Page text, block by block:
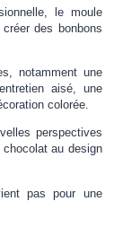
le moule
des bonbons
notamment une
aisé, une
colorée.
perspectives
au design
pas pour une